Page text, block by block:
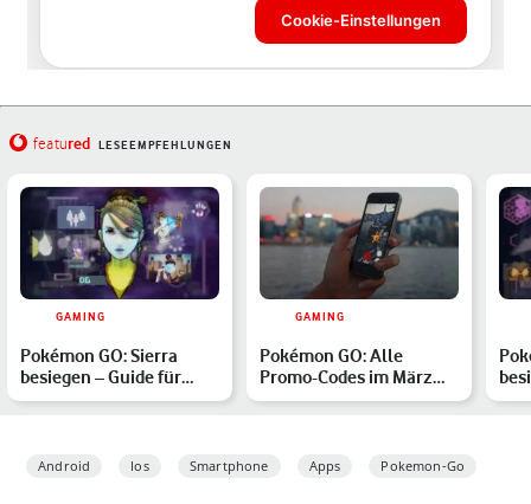
featured LESEEMPFEHLUNGEN
GAMING
Pokémon GO: Sierra
besiegen – Guide für
März 2026
GAMING
Pokémon GO: Alle
Promo-Codes im März
2026 – und wie Du sie
im
Android Ios Smartphone Apps Pokemon-Go